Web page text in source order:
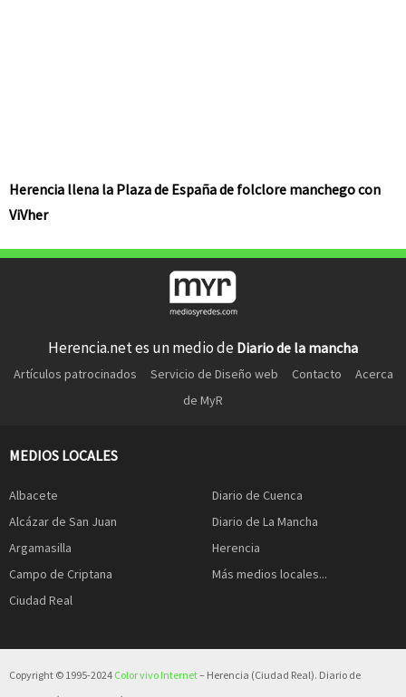
Herencia llena la Plaza de España de folclore manchego con
ViVher
Herencia.net es un medio de Diario de la mancha
Artículos patrocinados Servicio de Diseño web Contacto
Acerca
de MyR
MEDIOS LOCALES
Albacete
Alcázar de San Juan
Argamasilla
Campo de Criptana
Ciudad Real
Diario de Cuenca
Diario de La Mancha
Herencia
Más medios locales...
Copyright © 1995-2024 Color vivo Internet– Herencia (Ciudad Real). Diario de